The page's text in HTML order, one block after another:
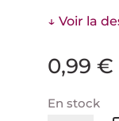
↓ Voir la
0,99 €
En stock